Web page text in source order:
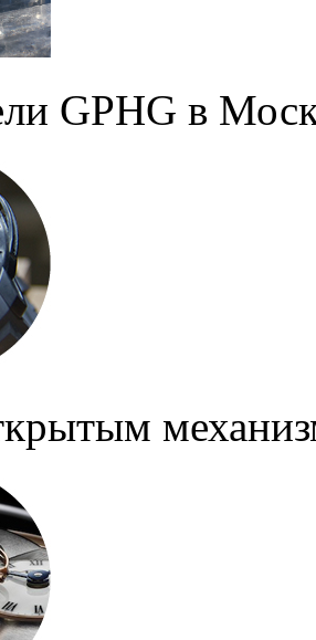
GPHG в